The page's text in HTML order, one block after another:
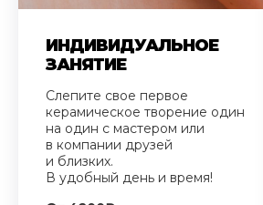
ИНДИВИДУАЛЬНОЕ
ЗАНЯТИЕ
Слепите свое первое
керамическое творение один
на один с мастером или
в компании друзей
и близких.
В удобный день и время!